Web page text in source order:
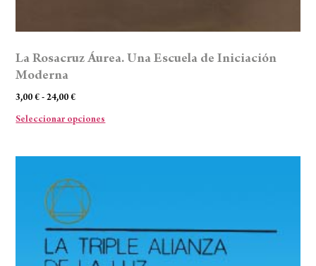
La Rosacruz Áurea. Una Escuela de Iniciación
Moderna
3,00€ - 24,00€
Seleccionar opciones